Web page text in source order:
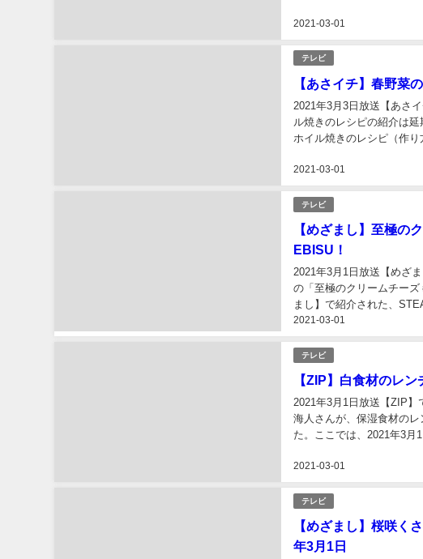
2021-03-01
テレビ
【あさイチ】春野菜
2021-03-01
2021年3月3日放送【あさ
ル焼きのレシピの紹介は
ホイル焼きのレシピ（作
テレビ
【めざまし】至極の
EBISU！
2021-03-01
2021年3月1日放送【めざ
の「至極のクリームチー
まし】で紹介された、
せについてまとめました...
テレビ
【ZIP】白食材のレ
2021-03-01
2021年3月1日放送【ZIP
海人さんが、保湿食材の
た。ここでは、2021年3月
テレビ
【めざまし】桜咲く
年3月1日